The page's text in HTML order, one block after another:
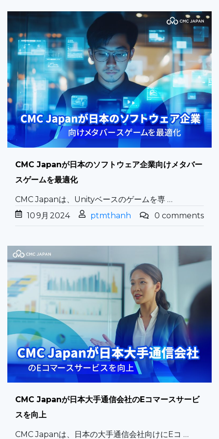
CMC Japanが日本のソフトウェア企業向けメタバー
スゲームを最適化
CMC Japanは、Unityベースのゲームを専 …
109月 2024 ptmthanh 0 comments
CMC Japanが日本大手通信会社のEコマースサービ
スを向上
CMC Japanは、日本の大手通信会社向けにEコ …